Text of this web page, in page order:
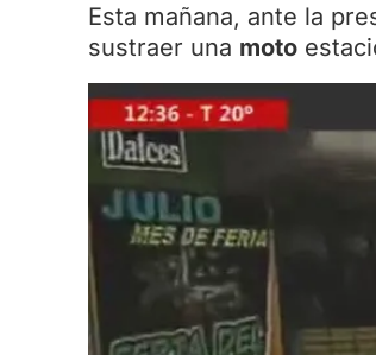
Esta mañana, ante la
sustraer una moto